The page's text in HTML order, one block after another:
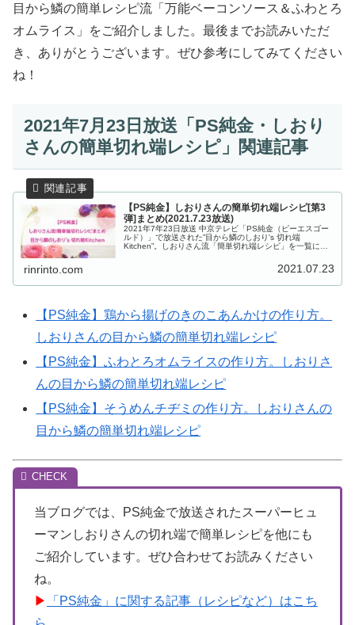
目から鱗の簡単レシピ流「万能ベーコンソース＆ふわとろ
オムライス」をご紹介しました。最後までお読みいただ
き、ありがとうございます。ぜひ参考にしてみてください
ね！
2021年7月23日放送「PS純金・しおり
さんの簡単切れ端レシピ」関連記事
【PS純金】しおりさんの簡単切れ端レシピ[第3
弾]まとめ(2021.7.23放送)
2021年7年23日放送 中京テレビ「PS純金（ピーエスゴー
ルド）」で放送された”目から鱗のしおり's 切れ端
Kitchen”。しおりさん流「簡単切れ端レシピ」を一覧にま
rinrinto.com 2021.07.23
【PS純金】鶏から揚げのきのこあんかけの作り方。
しおりさんの目から鱗の簡単切れ端レシピ
【PS純金】ふわとろオムライスの作り方。しおりさ
んの目から鱗の簡単切れ端レシピ
【PS純金】そうめんチヂミの作り方。しおりさんの
目から鱗の簡単切れ端レシピ
当ブログでは、PS純金で放送されたスーパーヒュ
ーマンしおりさんの切れ端で簡単レシピを他にも
ご紹介しています。ぜひ合わせてお読みください
ね。
▶
「PS純金」に関する記事（レシピなど）はこち